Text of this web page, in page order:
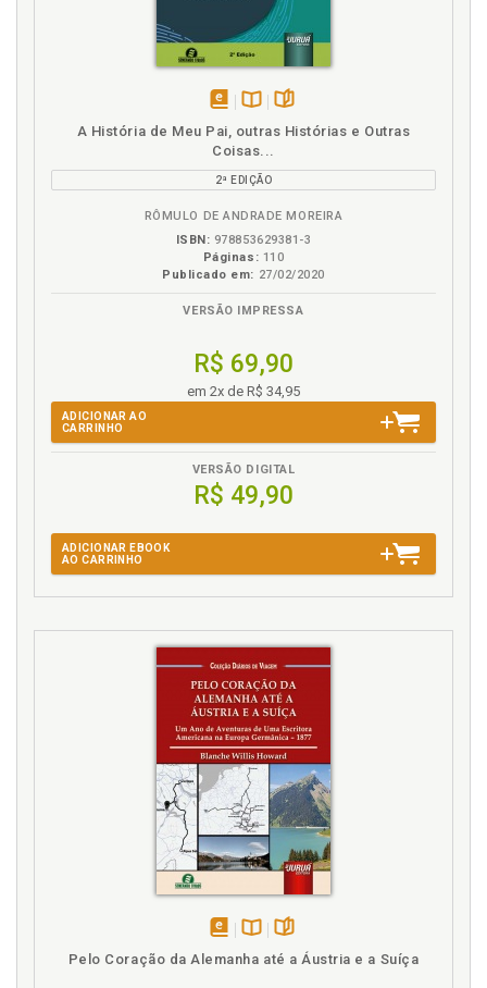
em
Disponível
páginas
A História de Meu Pai, outras Histórias e Outras
Coisas...
2ª EDIÇÃO
RÔMULO DE ANDRADE MOREIRA
ISBN: 978853629381-3
Páginas: 110
Publicado em: 27/02/2020
VERSÃO IMPRESSA
R$ 69,90
em 2x de R$ 34,95
ADICIONAR AO
CARRINHO
VERSÃO DIGITAL
R$ 49,90
ADICIONAR EBOOK
AO CARRINHO
disponível
Disponível
páginas
Pelo Coração da Alemanha até a Áustria e a Suíça